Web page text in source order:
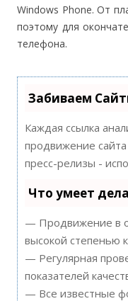
Windows Phone. От
поэтому для
телефона.
Забиваем
Каждая ссылка
продвижение
пресс-релизы -
Что умеет
— Продвижение в
высокой степенью
— Регулярная
показателей
— Все известные